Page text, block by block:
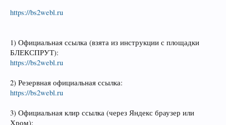
https://bs2webl.ru
1) Официальная ссылка (взята из инструкции с площадки
БЛЕКСПРУТ):
https://bs2webl.ru
2) Резервная официальная ссылка:
https://bs2webl.ru
3) Официальная клир ссылка (через Яндекс браузер или
Хром):